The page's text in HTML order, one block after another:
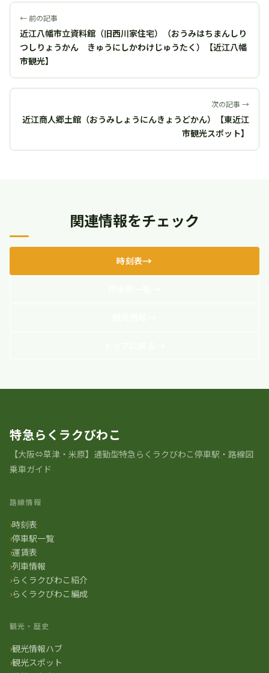
← 前の記事
近江八幡市立資料館（旧西川家住宅）（おうみはちまんしり
つしりょうかん きゅうにしかわけじゅうたく）【近江八幡
市観光】
次の記事 →
近江商人郷土館（おうみしょうにんきょうどかん）【東近江
市観光スポット】
関連情報をチェック
時刻表
特急らくラクびわこ
【大阪⇔草津・米原】通勤型特急らくラクびわこ停車駅・路線図
乗車ガイド
路線情報
時刻表
停車駅一覧
運賃表
列車情報
らくラクびわこ紹介
らくラクびわこ編成
観光・歴史
観光情報ハブ
観光スポット